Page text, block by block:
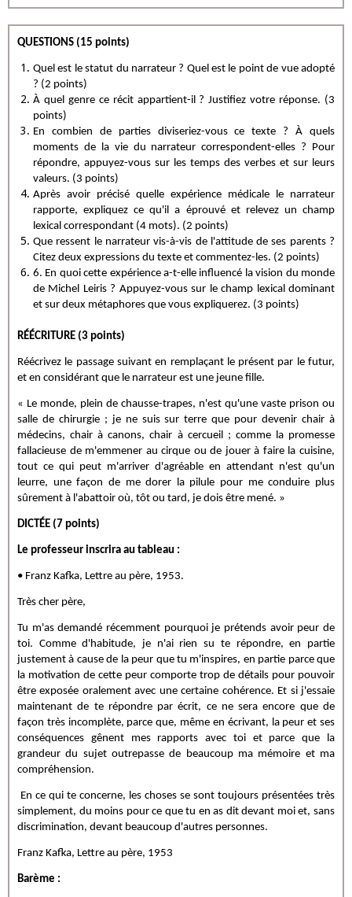
QUESTIONS (15 points)
Quel est le statut du narrateur ? Quel est le point de vue adopté
? (2 points)
À quel genre ce récit appartient-il ? Justifiez votre réponse. (3
points)
En combien de parties diviseriez-vous ce texte ? À quels
moments de la vie du narrateur correspondent-elles ? Pour
répondre, appuyez-vous sur les temps des verbes et sur leurs
valeurs. (3 points)
Après avoir précisé quelle expérience médicale le narrateur
rapporte, expliquez ce qu'il a éprouvé et relevez un champ
lexical correspondant (4 mots). (2 points)
Que ressent le narrateur vis-à-vis de l'attitude de ses parents ?
Citez deux expressions du texte et commentez-les. (2 points)
6. En quoi cette expérience a-t-elle influencé la vision du monde
de Michel Leiris ? Appuyez-vous sur le champ lexical dominant
et sur deux métaphores que vous expliquerez. (3 points)
RÉÉCRITURE (3 points)
Réécrivez le passage suivant en remplaçant le présent par le futur,
et en considérant que le narrateur est une jeune fille.
« Le monde, plein de chausse-trapes, n'est qu'une vaste prison ou
salle de chirurgie ; je ne suis sur terre que pour devenir chair à
médecins, chair à canons, chair à cercueil ; comme la promesse
fallacieuse de m'emmener au cirque ou de jouer à faire la cuisine,
tout ce qui peut m'arriver d'agréable en attendant n'est qu'un
leurre, une façon de me dorer la pilule pour me conduire plus
sûrement à l'abattoir où, tôt ou tard, je dois être mené. »
DICTÉE (7 points)
Le professeur inscrira au tableau :
• Franz Kafka, Lettre au père, 1953.
Très cher père,
Tu m'as demandé récemment pourquoi je prétends avoir peur de
toi. Comme d'habitude, je n'ai rien su te répondre, en partie
justement à cause de la peur que tu m'inspires, en partie parce que
la motivation de cette peur comporte trop de détails pour pouvoir
être exposée oralement avec une certaine cohérence. Et si j'essaie
maintenant de te répondre par écrit, ce ne sera encore que de
façon très incomplète, parce que, même en écrivant, la peur et ses
conséquences gênent mes rapports avec toi et parce que la
grandeur du sujet outrepasse de beaucoup ma mémoire et ma
compréhension.
En ce qui te concerne, les choses se sont toujours présentées très
simplement, du moins pour ce que tu en as dit devant moi et, sans
discrimination, devant beaucoup d'autres personnes.
Franz Kafka, Lettre au père, 1953
Barème :